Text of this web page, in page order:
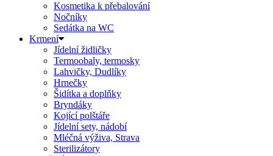
Kosmetika k přebalování
Nočníky
Sedátka na WC
Krmení
Jídelní židličky
Termoobaly, termosky
Lahvičky, Dudlíky
Hrnečky
Šidítka a doplňky
Bryndáky
Kojící polštáře
Jídelní sety, nádobí
Mléčná výživa, Strava
Sterilizátory